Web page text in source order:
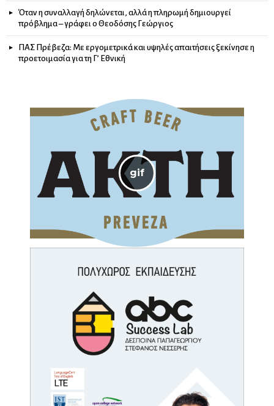
Όταν η συναλλαγή δηλώνεται, αλλά η πληρωμή δημιουργεί
πρόβλημα – γράφει ο Θεοδόσης Γεώργιος
ΠΑΣ Πρέβεζα: Με εργομετρικά και υψηλές απαιτήσεις ξεκίνησε η
προετοιμασία για τη Γ’ Εθνική